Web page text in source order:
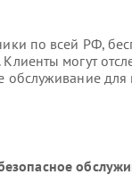
по всей РФ,
могут
обслуживание